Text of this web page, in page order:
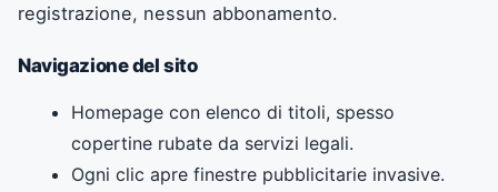
registrazione, nessun abbonamento.
Navigazione del sito
Homepage con elenco di titoli, spesso
copertine rubate da servizi legali.
Ogni clic apre finestre pubblicitarie invasive.